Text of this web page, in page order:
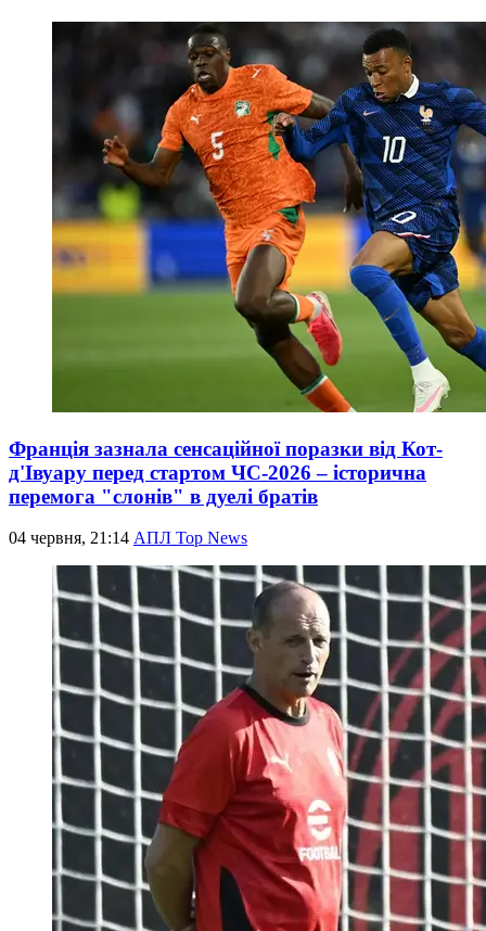
Франція зазнала сенсаційної поразки від Кот-
д'Івуару перед стартом ЧС-2026 – історична
перемога "слонів" в дуелі братів
04 червня, 21:14 АПЛ Top News